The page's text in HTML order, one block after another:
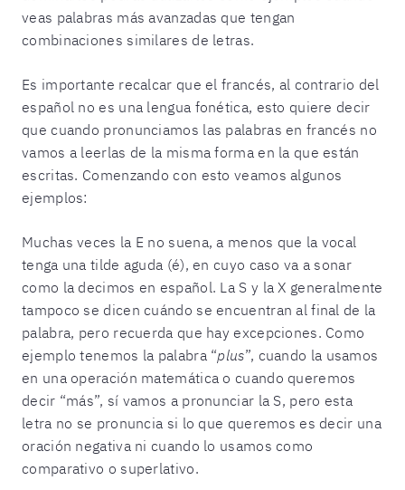
veas palabras más avanzadas que tengan
combinaciones similares de letras.
Es importante recalcar que el francés, al contrario del
español no es una lengua fonética, esto quiere decir
que cuando pronunciamos las palabras en francés no
vamos a leerlas de la misma forma en la que están
escritas. Comenzando con esto veamos algunos
ejemplos:
Muchas veces la E no suena, a menos que la vocal
tenga una tilde aguda (é), en cuyo caso va a sonar
como la decimos en español. La S y la X generalmente
tampoco se dicen cuándo se encuentran al final de la
palabra, pero recuerda que hay excepciones. Como
ejemplo tenemos la palabra “plus”, cuando la usamos
en una operación matemática o cuando queremos
decir “más”, sí vamos a pronunciar la S, pero esta
letra no se pronuncia si lo que queremos es decir una
oración negativa ni cuando lo usamos como
comparativo o superlativo.